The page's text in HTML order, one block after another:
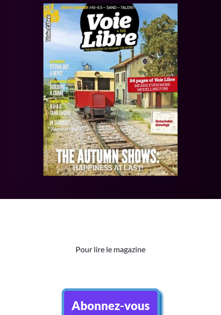
Pour lire le magazine
Abonnez-vous